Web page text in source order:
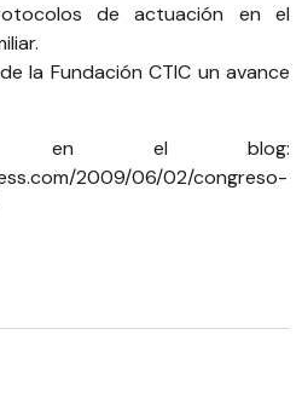
de actuación en el
la Fundación CTIC un avance
en el blog:
2009/06/02/congreso-